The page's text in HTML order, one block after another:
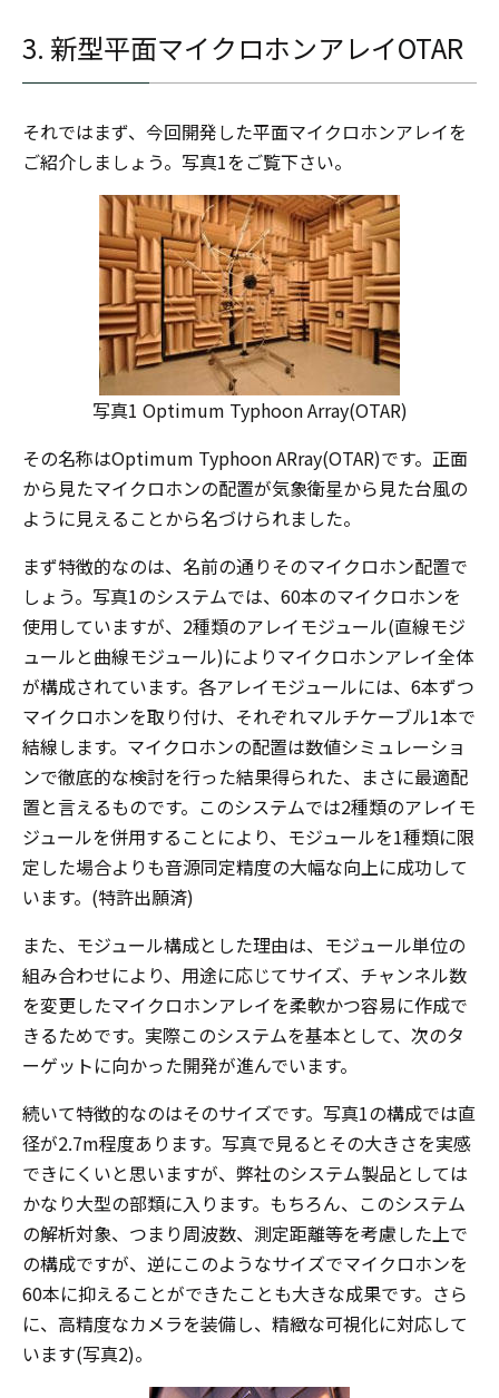
3. 新型平面マイクロホンアレイOTAR
それではまず、今回開発した平面マイクロホンアレイを
ご紹介しましょう。写真1をご覧下さい。
写真1 Optimum Typhoon Array(OTAR)
その名称はOptimum Typhoon ARray(OTAR)です。正面
から見たマイクロホンの配置が気象衛星から見た台風の
ように見えることから名づけられました。
まず特徴的なのは、名前の通りそのマイクロホン配置で
しょう。写真1のシステムでは、60本のマイクロホンを
使用していますが、2種類のアレイモジュール(直線モジ
ュールと曲線モジュール)によりマイクロホンアレイ全体
が構成されています。各アレイモジュールには、6本ずつ
マイクロホンを取り付け、それぞれマルチケーブル1本で
結線します。マイクロホンの配置は数値シミュレーショ
ンで徹底的な検討を行った結果得られた、まさに最適配
置と言えるものです。このシステムでは2種類のアレイモ
ジュールを併用することにより、モジュールを1種類に限
定した場合よりも音源同定精度の大幅な向上に成功して
います。(特許出願済)
また、モジュール構成とした理由は、モジュール単位の
組み合わせにより、用途に応じてサイズ、チャンネル数
を変更したマイクロホンアレイを柔軟かつ容易に作成で
きるためです。実際このシステムを基本として、次のタ
ーゲットに向かった開発が進んでいます。
続いて特徴的なのはそのサイズです。写真1の構成では直
径が2.7m程度あります。写真で見るとその大きさを実感
できにくいと思いますが、弊社のシステム製品としては
かなり大型の部類に入ります。もちろん、このシステム
の解析対象、つまり周波数、測定距離等を考慮した上で
の構成ですが、逆にこのようなサイズでマイクロホンを
60本に抑えることができたことも大きな成果です。さら
に、高精度なカメラを装備し、精緻な可視化に対応して
います(写真2)。